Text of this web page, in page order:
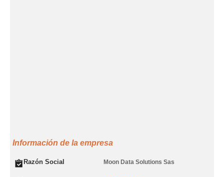
Información de la empresa
Razón Social Moon Data Solutions Sas